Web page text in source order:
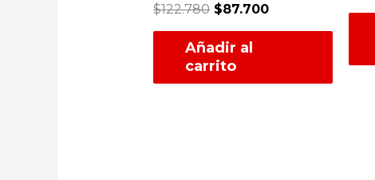
$122.780 $87.700
Añadir al
carrito